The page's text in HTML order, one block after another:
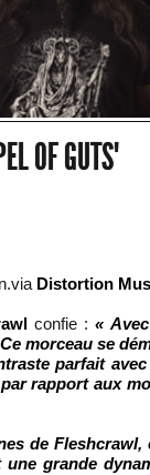
OF GUTS"
Distortion
confie : «
morceau se
parfait
rapport aux
de
grande